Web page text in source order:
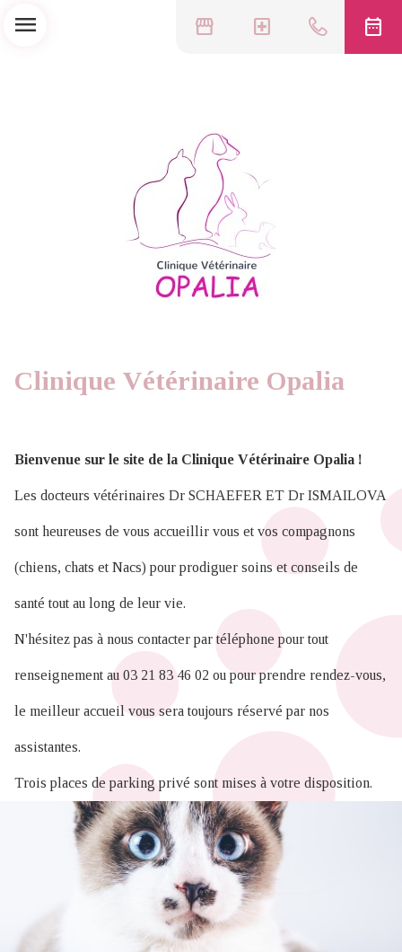
storefront local_hospital date_range
menu
Clinique Vétérinaire Opalia
Bienvenue sur le site de la Clinique Vétérinaire Opalia !
Les docteurs vétérinaires Dr SCHAEFER ET Dr ISMAILOVA
sont heureuses de vous accueillir vous et vos compagnons
(chiens, chats et Nacs) pour prodiguer soins et conseils de
santé tout au long de leur vie.
N'hésitez pas à nous contacter par téléphone pour tout
renseignement au 03 21 83 46 02 ou pour prendre rendez-vous,
le meilleur accueil vous sera toujours réservé par nos
assistantes.
Trois places de parking privé sont mises à votre disposition.